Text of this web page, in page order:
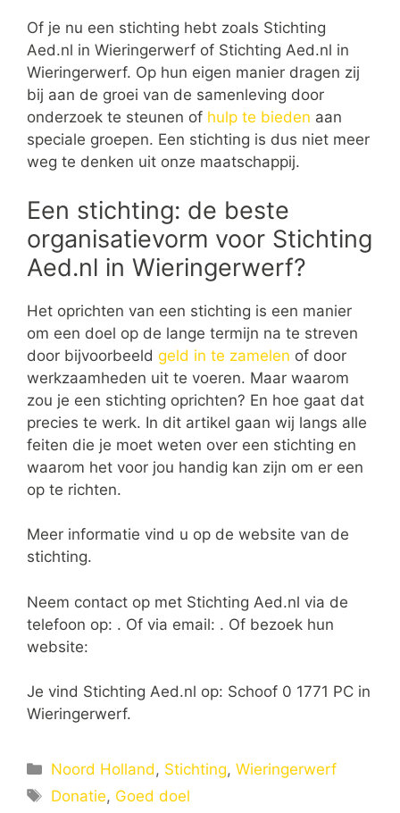
Of je nu een stichting hebt zoals Stichting
Aed.nl in Wieringerwerf of Stichting Aed.nl in
Wieringerwerf. Op hun eigen manier dragen zij
bij aan de groei van de samenleving door
onderzoek te steunen of hulp te bieden aan
speciale groepen. Een stichting is dus niet meer
weg te denken uit onze maatschappij.
Een stichting: de beste
organisatievorm voor Stichting
Aed.nl in Wieringerwerf?
Het oprichten van een stichting is een manier
om een doel op de lange termijn na te streven
door bijvoorbeeld geld in te zamelen of door
werkzaamheden uit te voeren. Maar waarom
zou je een stichting oprichten? En hoe gaat dat
precies te werk. In dit artikel gaan wij langs alle
feiten die je moet weten over een stichting en
waarom het voor jou handig kan zijn om er een
op te richten.
Meer informatie vind u op de website van de
stichting.
Neem contact op met Stichting Aed.nl via de
telefoon op: . Of via email: . Of bezoek hun
website:
Je vind Stichting Aed.nl op: Schoof 0 1771 PC in
Wieringerwerf.
Categorieën
Noord Holland, Stichting,Wieringerwerf
Tags
Donatie, Goed doel